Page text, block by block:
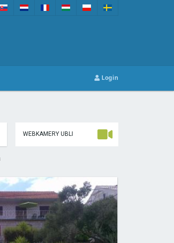
Login
WEBKAMERY UBLI